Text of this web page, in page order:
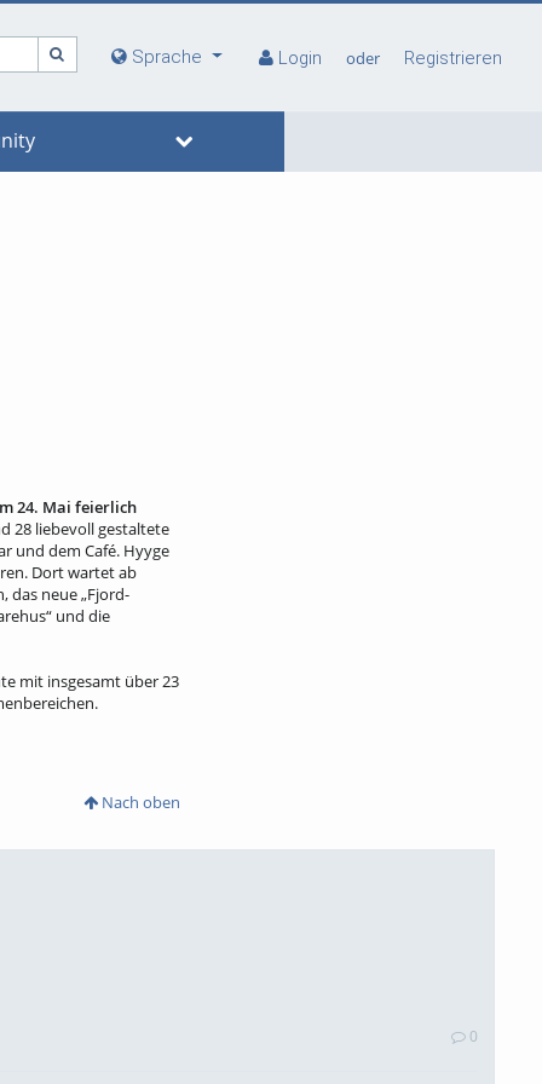
Sprache Login oder Registrieren
24. Mai feierlich
28 liebevoll gestaltete
und dem Café. Hyyge
Dort wartet ab
das neue „Fjord-
und die
mit insgesamt über 23
Nach oben
0